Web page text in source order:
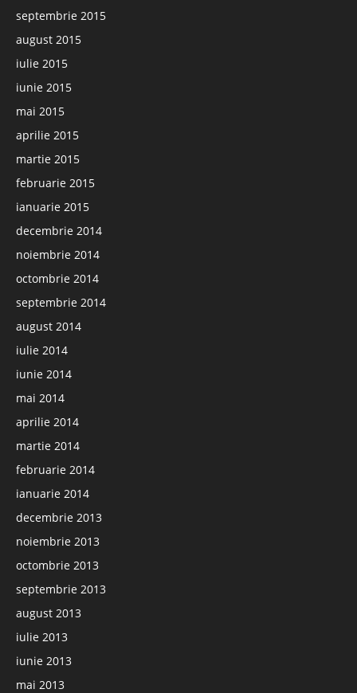
septembrie 2015
august 2015
iulie 2015
iunie 2015
mai 2015
aprilie 2015
martie 2015
februarie 2015
ianuarie 2015
decembrie 2014
noiembrie 2014
octombrie 2014
septembrie 2014
august 2014
iulie 2014
iunie 2014
mai 2014
aprilie 2014
martie 2014
februarie 2014
ianuarie 2014
decembrie 2013
noiembrie 2013
octombrie 2013
septembrie 2013
august 2013
iulie 2013
iunie 2013
mai 2013